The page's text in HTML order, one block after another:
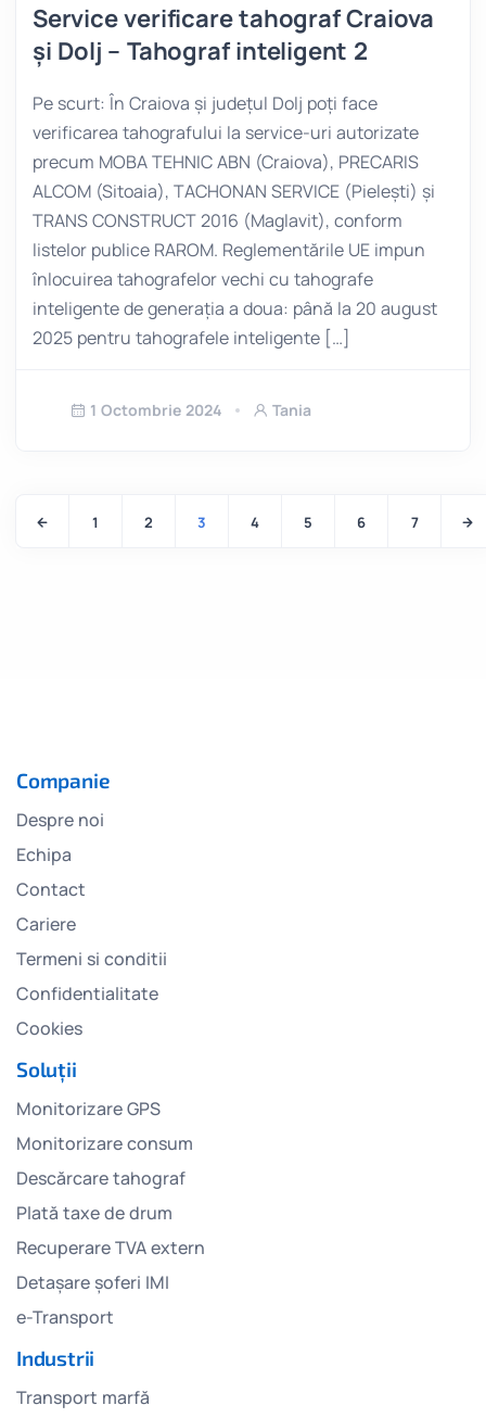
Service verificare tahograf Craiova
și Dolj – Tahograf inteligent 2
Pe scurt: În Craiova și județul Dolj poți face
verificarea tahografului la service-uri autorizate
precum MOBA TEHNIC ABN (Craiova), PRECARIS
ALCOM (Sitoaia), TACHONAN SERVICE (Pielești) și
TRANS CONSTRUCT 2016 (Maglavit), conform
listelor publice RAROM. Reglementările UE impun
înlocuirea tahografelor vechi cu tahografe
inteligente de generația a doua: până la 20 august
2025 pentru tahografele inteligente […]
1 Octombrie 2024 Tania
1 2 3 4 5 6 7
Companie
Despre noi
Echipa
Contact
Cariere
Termeni si conditii
Confidentialitate
Cookies
Soluții
Monitorizare GPS
Monitorizare consum
Descărcare tahograf
Plată taxe de drum
Recuperare TVA extern
Detașare șoferi IMI
e-Transport
Industrii
Transport marfă